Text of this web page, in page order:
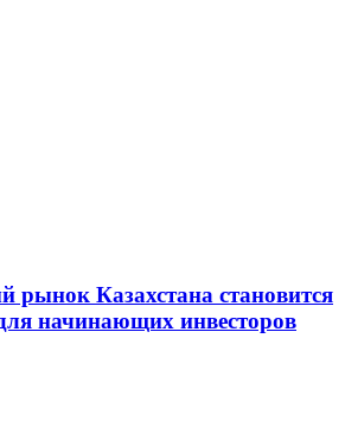
рынок Казахстана становится
начинающих инвесторов